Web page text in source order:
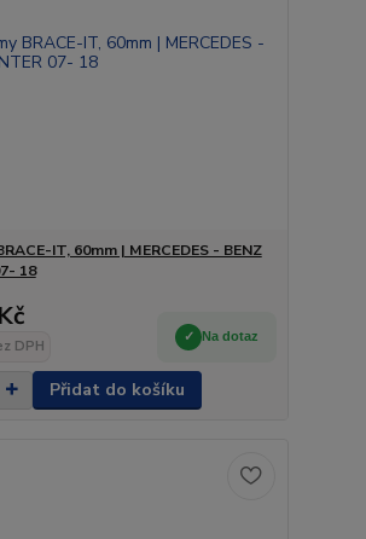
IT, 60mm | MERCEDES - BENZ
18
DPH
Na dotaz
Přidat do košíku